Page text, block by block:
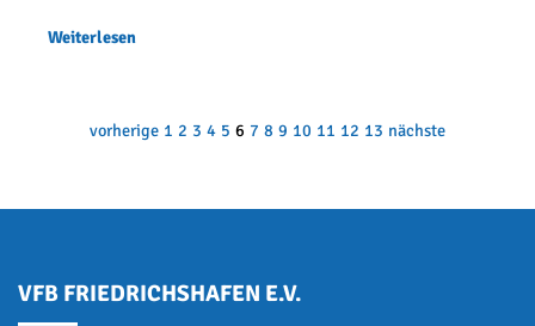
Weiterlesen
vorherige 1 2 3 4 5 6 7 8 9 10 11 12 13 nächste
VFB FRIEDRICHSHAFEN E.V.